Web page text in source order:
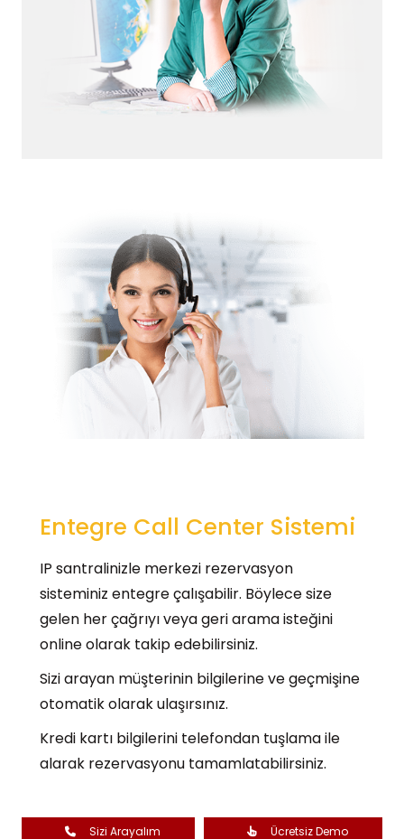
Entegre Call Center Sistemi
IP santralinizle merkezi rezervasyon
sisteminiz entegre çalışabilir. Böylece size
gelen her çağrıyı veya geri arama isteğini
online olarak takip edebilirsiniz.
Sizi arayan müşterinin bilgilerine ve geçmişine
otomatik olarak ulaşırsınız.
Kredi kartı bilgilerini telefondan tuşlama ile
alarak rezervasyonu tamamlatabilirsiniz.
Sizi Arayalım Ücretsiz Demo